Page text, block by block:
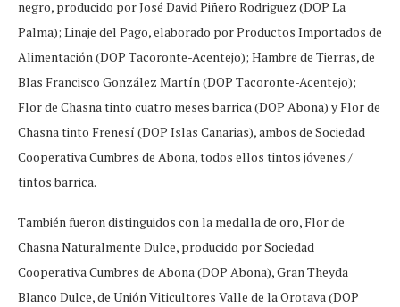
negro, producido por José David Piñero Rodriguez (DOP La
Palma); Linaje del Pago, elaborado por Productos Importados de
Alimentación (DOP Tacoronte-Acentejo); Hambre de Tierras, de
Blas Francisco González Martín (DOP Tacoronte-Acentejo);
Flor de Chasna tinto cuatro meses barrica (DOP Abona) y Flor de
Chasna tinto Frenesí (DOP Islas Canarias), ambos de Sociedad
Cooperativa Cumbres de Abona, todos ellos tintos jóvenes /
tintos barrica.
También fueron distinguidos con la medalla de oro, Flor de
Chasna Naturalmente Dulce, producido por Sociedad
Cooperativa Cumbres de Abona (DOP Abona), Gran Theyda
Blanco Dulce, de Unión Viticultores Valle de la Orotava (DOP